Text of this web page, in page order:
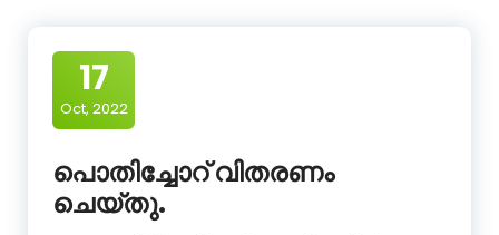
17
Oct, 2022
പൊതിച്ചോറ് വിതരണം
ചെയ്തു.